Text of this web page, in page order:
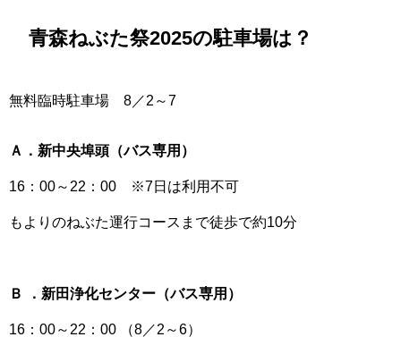
青森ねぶた祭2025の駐車場は？
無料臨時駐車場 8／2～7
Ａ．新中央埠頭（バス専用）
16：00～22：00 ※7日は利用不可
もよりのねぶた運行コースまで徒歩で約10分
Ｂ ．新田浄化センター（バス専用）
16：00～22：00 （8／2～6）